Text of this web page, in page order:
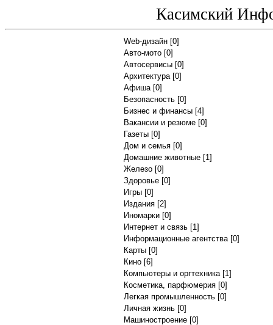
Касимский
Web-дизайн [0]
Авто-мото [0]
Автосервисы [0]
Архитектура[0]
Афиша[0]
Безопасность [0]
Бизнес и финансы [4]
Вакансии и резюме [0]
Газеты [0]
Дом и семья [0]
Домашние животные [1]
Железо [0]
Здоровье [0]
Игры [0]
Издания [2]
Иномарки [0]
Интернет и связь [1]
Информационные агентства[0]
Карты [0]
Кино [6]
Компьютеры и оргтехника[1]
Косметика, парфюмерия [0]
Легкая промышленность [0]
Личная жизнь [0]
Машиностроение [0]